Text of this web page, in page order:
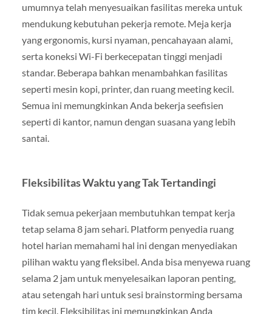
umumnya telah menyesuaikan fasilitas mereka untuk
mendukung kebutuhan pekerja remote. Meja kerja
yang ergonomis, kursi nyaman, pencahayaan alami,
serta koneksi Wi-Fi berkecepatan tinggi menjadi
standar. Beberapa bahkan menambahkan fasilitas
seperti mesin kopi, printer, dan ruang meeting kecil.
Semua ini memungkinkan Anda bekerja seefisien
seperti di kantor, namun dengan suasana yang lebih
santai.
Fleksibilitas Waktu yang Tak Tertandingi
Tidak semua pekerjaan membutuhkan tempat kerja
tetap selama 8 jam sehari. Platform penyedia ruang
hotel harian memahami hal ini dengan menyediakan
pilihan waktu yang fleksibel. Anda bisa menyewa ruang
selama 2 jam untuk menyelesaikan laporan penting,
atau setengah hari untuk sesi brainstorming bersama
tim kecil. Fleksibilitas ini memungkinkan Anda